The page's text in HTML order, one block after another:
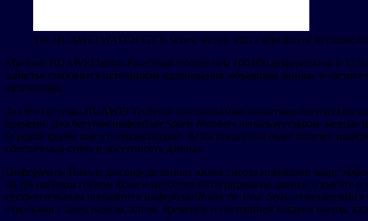
The HUAWEI WATCH GT 6 Series, shown with a selection of its
Магазин HUAWEI Watch Face Store с более чем 100 000 циферблатов и
запястье становится источником вдохновения, объединяя данные о
увлечениям.
За счет системы HUAWEI TruSense с несколькими областями оптических
времени. Для бегунов циферблат Sports Numbers использует яркие желтые
игровой форме шаги и сердцебиение. Велосипедистам будет полезен
обеспечивая стиль и доступность данных.
Циферблаты Huawei для определенных видов спорта повышают вашу
на трехмерном горном фоне и целостно интегрированы данные о высоте и
профессионалам понравится циферблат Roam the Four Seas, отличающийся
стрелками с днем недели, датой, временем и состоянием батареи вверху,